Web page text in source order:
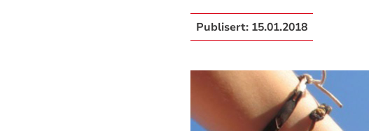
Publisert: 15.01.2018